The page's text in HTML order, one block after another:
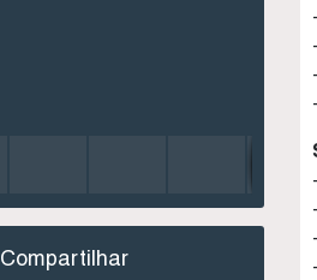
Compartilhar